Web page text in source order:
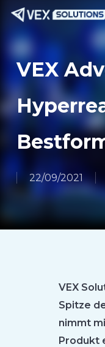
Zum
Hauptinhalt
springen
VEX
22/09/2021
VEX
Spitze
nimmt
Produkt